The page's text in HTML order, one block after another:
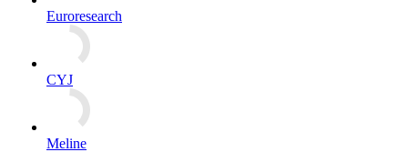
Euroresearch
CYJ
Meline